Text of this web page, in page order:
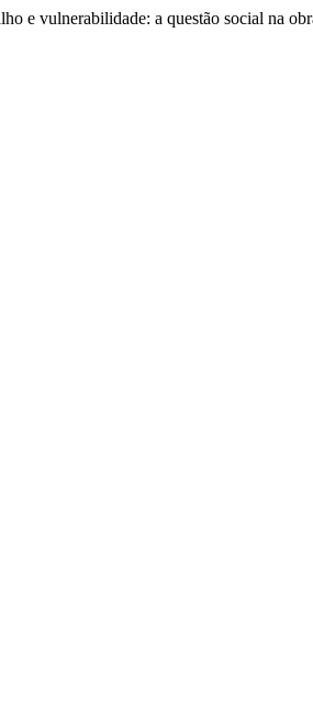
e vulnerabilidade: a questão social na